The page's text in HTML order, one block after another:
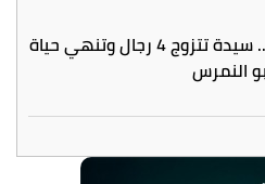
"ما حسسونيش إني ست".. سيدة تتزوج 4 رجال وتنهي حياة
النمرس